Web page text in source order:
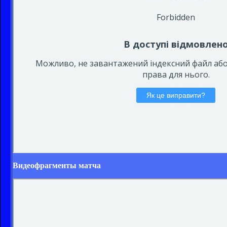
Видеофрагменты матча